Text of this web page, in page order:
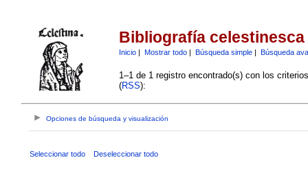
Bibliografía celestinesca
Inicio| Mostrar todo| Búsqueda simple| Búsqueda
1–1 de 1 registro encontrado(s) con los
(RSS):
Opciones de búsqueda y visualización
Seleccionar todo Deseleccionar todo